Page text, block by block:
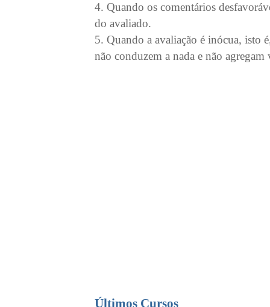
4. Quando os comentários
do avaliado.
5. Quando a avaliação é inócua, isto
não conduzem a nada e não
Últimos Cursos